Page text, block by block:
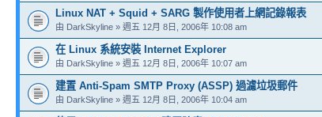
Linux NAT + Squid + SARG 製作使用者上網記錄報表
由 DarkSkyline » 週五 12月 8日, 2006年 10:08 am
在 Linux 系統安裝 Internet Explorer
由 DarkSkyline » 週五 12月 8日, 2006年 10:07 am
建置 Anti-Spam SMTP Proxy (ASSP) 過濾垃圾郵件
由 DarkSkyline » 週五 12月 8日, 2006年 10:04 am